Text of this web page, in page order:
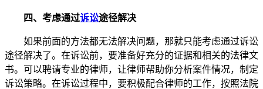
四、考虑通过诉讼途径解决
如果前面的方法都无法解决问题，那就只能考虑通过诉讼
途径解决了。在诉讼前，要准备好充分的证据和相关的法律文
书。可以聘请专业的律师，让律师帮助你分析案件情况，制定
诉讼策略。在诉讼过程中，要积极配合律师的工作，按照法院